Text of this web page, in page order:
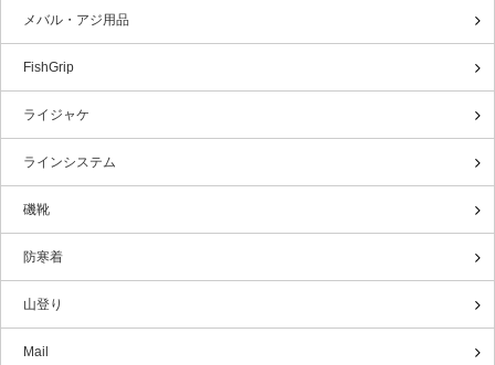
メバル・アジ用品
FishGrip
ライジャケ
ラインシステム
磯靴
防寒着
山登り
Mail